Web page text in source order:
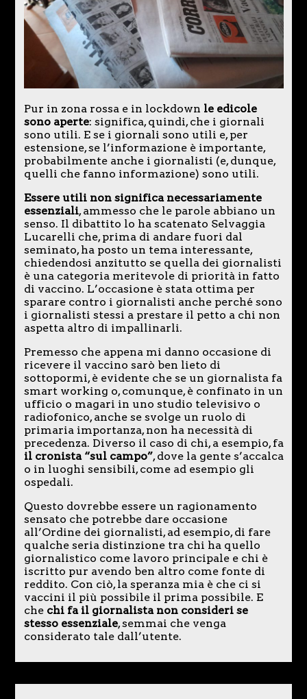
Pur in zona rossa e in lockdown le edicole
sono aperte: significa, quindi, che i giornali
sono utili. E se i giornali sono utili e, per
estensione, se l’informazione è importante,
probabilmente anche i giornalisti (e, dunque,
quelli che fanno informazione) sono utili.
Essere utili non significa necessariamente
essenziali, ammesso che le parole abbiano un
senso. Il dibattito lo ha scatenato Selvaggia
Lucarelli che, prima di andare fuori dal
seminato, ha posto un tema interessante,
chiedendosi anzitutto se quella dei giornalisti
è una categoria meritevole di priorità in fatto
di vaccino. L’occasione è stata ottima per
sparare contro i giornalisti anche perché sono
i giornalisti stessi a prestare il petto a chi non
aspetta altro di impallinarli.
Premesso che appena mi danno occasione di
ricevere il vaccino sarò ben lieto di
sottopormi, è evidente che se un giornalista fa
smart working o, comunque, è confinato in un
ufficio o magari in uno studio televisivo o
radiofonico, anche se svolge un ruolo di
primaria importanza, non ha necessità di
precedenza. Diverso il caso di chi, a esempio, fa
il cronista “sul campo”, dove la gente s’accalca
o in luoghi sensibili, come ad esempio gli
ospedali.
Questo dovrebbe essere un ragionamento
sensato che potrebbe dare occasione
all’Ordine dei giornalisti, ad esempio, di fare
qualche seria distinzione tra chi ha quello
giornalistico come lavoro principale e chi è
iscritto pur avendo ben altro come fonte di
reddito. Con ciò, la speranza mia è che ci si
vaccini il più possibile il prima possibile. E
che chi fa il giornalista non consideri se
stesso essenziale, semmai che venga
considerato tale dall’utente.